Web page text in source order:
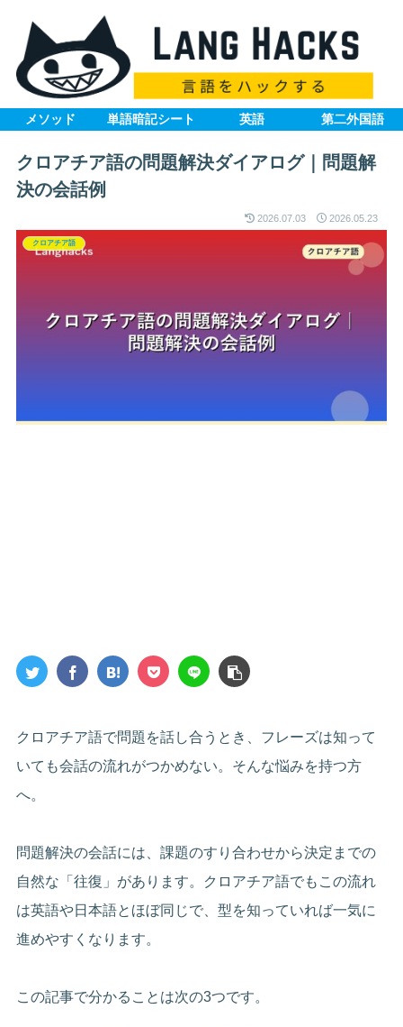
メソッド 単語暗記シート 英語 第二外国語
クロアチア語の問題解決ダイアログ｜問題解
決の会話例
2026.07.03 2026.05.23
クロアチア語
クロアチア語で問題を話し合うとき、フレーズは知って
いても会話の流れがつかめない。そんな悩みを持つ方
へ。
問題解決の会話には、課題のすり合わせから決定までの
自然な「往復」があります。クロアチア語でもこの流れ
は英語や日本語とほぼ同じで、型を知っていれば一気に
進めやすくなります。
この記事で分かることは次の3つです。